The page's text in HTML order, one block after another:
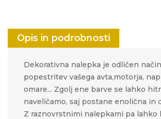
Opis in podrobnosti
Dekorativna nalepka je odličen
popestritev vašega avta,motorja,
omare... Zgolj ene barve se lahko
naveličamo, saj postane enolična in
Z raznovrstnimi nalepkami pa